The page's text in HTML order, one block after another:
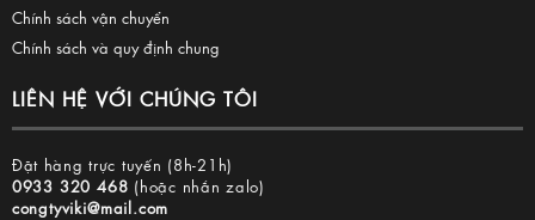
Chính sách vận chuyển
Chính sách và quy định chung
LIÊN HỆ VỚI CHÚNG TÔI
Đặt hàng trực tuyến (8h-21h)
0933 320 468 (hoặc nhắn zalo)
congtyviki@mail.com